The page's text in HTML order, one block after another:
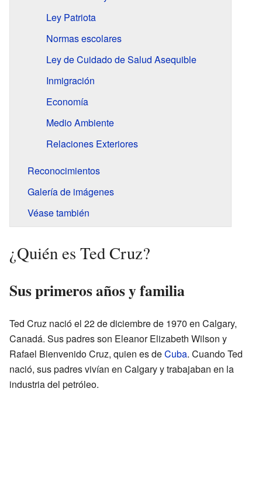
Ley Patriota
Normas escolares
Ley de Cuidado de Salud Asequible
Inmigración
Economía
Medio Ambiente
Relaciones Exteriores
Reconocimientos
Galería de imágenes
Véase también
¿Quién es Ted Cruz?
Sus primeros años y familia
Ted Cruz nació el 22 de diciembre de 1970 en Calgary,
Canadá. Sus padres son Eleanor Elizabeth Wilson y
Rafael Bienvenido Cruz, quien es deCuba. Cuando Ted
nació, sus padres vivían en Calgary y trabajaban en la
industria del petróleo.